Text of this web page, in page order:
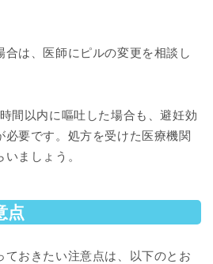
は、医師にピルの変更を相談し
間以内に嘔吐した場合も、避妊効
要です。処方を受けた医療機関
ましょう。
点
ておきたい注意点は、以下のとお